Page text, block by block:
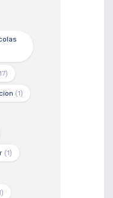
(1)
(1)